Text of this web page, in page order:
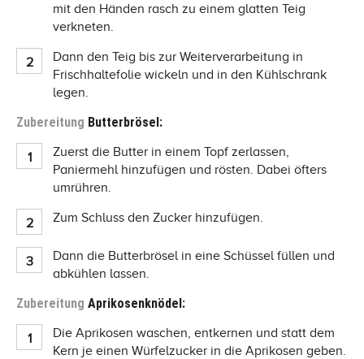
mit den Händen rasch zu einem glatten Teig
verkneten.
Dann den Teig bis zur Weiterverarbeitung in
Frischhaltefolie wickeln und in den Kühlschrank
legen.
Zubereitung Butterbrösel:
Zuerst die Butter in einem Topf zerlassen,
Paniermehl hinzufügen und rösten. Dabei öfters
umrühren.
Zum Schluss den Zucker hinzufügen.
Dann die Butterbrösel in eine Schüssel füllen und
abkühlen lassen.
Zubereitung Aprikosenknödel:
Die Aprikosen waschen, entkernen und statt dem
Kern je einen Würfelzucker in die Aprikosen geben.